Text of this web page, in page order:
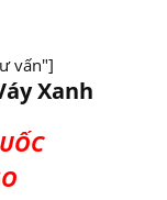
vấn"]
Xanh